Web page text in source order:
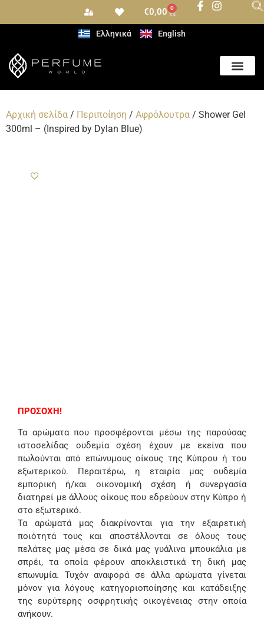
€0,00 0
Ελληνικά English
Αρχική σελίδα / Περιποίηση / Αφρόλουτρα / Shower Gel
300ml – (Inspired by Dylan Blue)
ΠΡΟΣΟΧΗ!
Τα αρώματα που προσφέρονται μέσω της παρούσας
ιστοσελίδας ουδεμία σχέση έχουν με εκείνα που
πωλούνται από επώνυμους οίκους της Κύπρου ή του
εξωτερικού. Περαιτέρω, η εταιρία μας ουδεμία
εμπορική ή/και οικονομική σχέση ή συνεργασία
διατηρεί με άλλους οίκους που εδρεύουν στην Κύπρο ή
στο εξωτερικό.
Τα αρώματά μας διακρίνονται για την εξαιρετική
ποιότητά τους και αποστέλλονται σε όλους τους
πελάτες μας μέσα σε δικά μας γυάλινα μπουκάλια με
σπρέι, τα οποία φέρουν αποκλειστικά τη δική μας
επωνυμία. Τυχόν αναφορά σε άλλα αρώματα γίνεται
μόνον για λόγους κατηγοριοποίησης και κατάδειξης
της ευρύτερης οσφρητικής οικογένειας στην οποία
ανήκουν.